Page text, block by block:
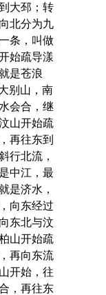
大邳；转
北分为九
条，叫做
始疏导漾
是苍浪
别山，南
会合，继
山开始疏
再往东到
行北流，
中江，最
是济水，
向东经过
东北与汶
山开始疏
再向东流
开始，往
，再往东